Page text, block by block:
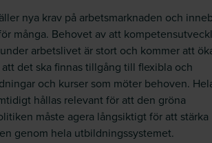
nya krav på arbetsmarknaden och
många. Behovet av att
arbetslivet är stort och kommer att
det ska finnas tillgång till flexibla och
och kurser som möter behoven.
hållas relevant för att den gröna
måste agera långsiktigt för att stärka
genom hela utbildningssystemet.